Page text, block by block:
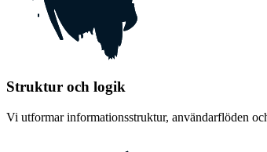
Struktur och logik
Vi utformar informationsstruktur, användarflöden